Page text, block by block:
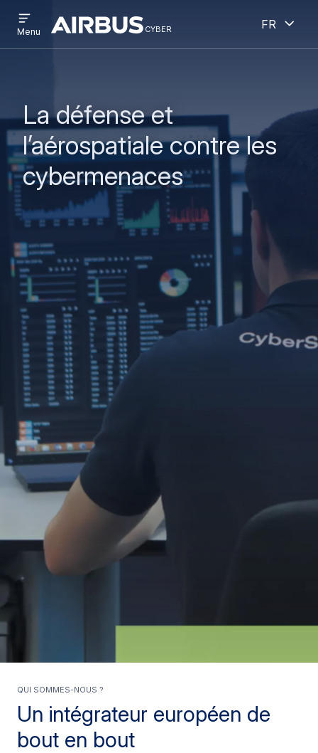
au
contenu
to
search
cyber cyber
menu
Menu
French
La défense et
l’aérospatiale contre les
cybermenaces
Un intégrateur européen de
bout en bout
Qui sommes-nous ?